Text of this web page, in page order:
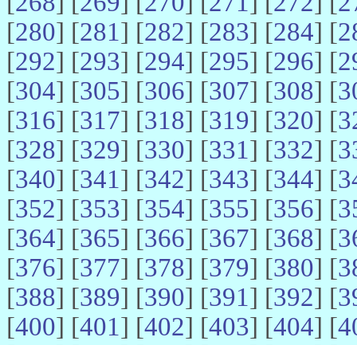
[280] [281] [282] [283] [284] [
[292] [293] [294] [295] [296] [
[304] [305] [306] [307] [308] [
[316] [317] [318] [319] [320] [
[328] [329] [330] [331] [332] [
[340] [341] [342] [343] [344] [
[352] [353] [354] [355] [356] [
[364] [365] [366] [367] [368] [
[376] [377] [378] [379] [380] [
[388] [389] [390] [391] [392] [
[400] [401] [402] [403] [404] [